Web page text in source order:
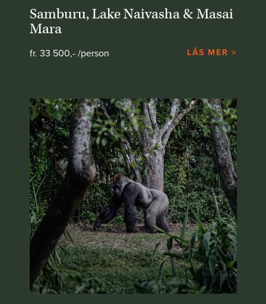
Samburu, Lake Naivasha & Masai
Mara
fr. 33 500,- /person LÄS MER >